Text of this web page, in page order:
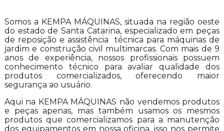
Somos a KEMPA MÁQUINAS, situada na região oeste
do estado de Santa Catarina, especializado em peças
de reposição e assistência técnica para máquinas de
jardim e construção civil multimarcas. Com mais de 9
anos de experiência, nossos profissionais possuem
conhecimento técnico para avaliar qualidade dos
produtos comercializados, oferecendo maior
segurança ao usuário.
Aqui na KEMPA MÁQUINAS não vendemos produtos
e peças apenas, mas também usamos os mesmos
produtos que comercializamos para a manutenção
dos equipamentos em nossa oficina, isso nos permite